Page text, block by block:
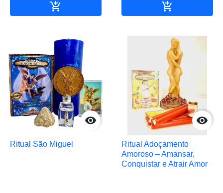
 

Ritual São Miguel

Ritual Adoçamento
Amoroso – Amansar,
Conquistar e Atrair Amor